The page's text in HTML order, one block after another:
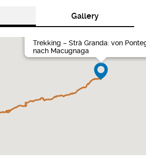
Gallery
Trekking – Strà Granda: von
nach Macugnaga